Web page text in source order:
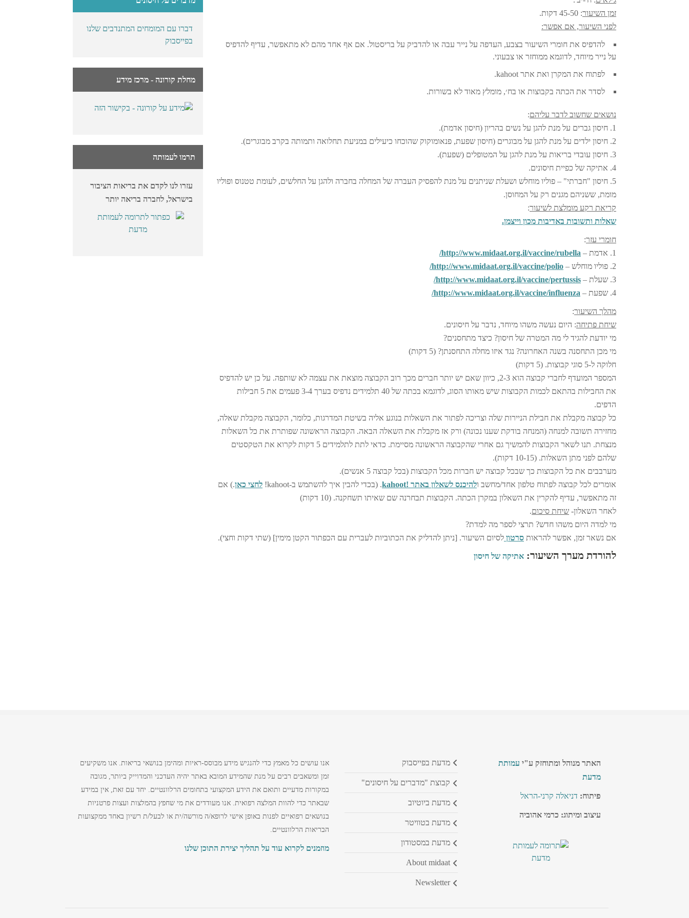
דברו עם המומחים המתנדבים שלנו
בפייסבוק
מחלת קורונה - מרכז מידע
תרמו לעמותה
עזרו לנו לקדם את בריאות הציבור
בישראל, לחברה בריאה יותר
זמן השיעור: 45-50 דקות.
לפני השיעור, אם אפשר:
להדפיס את חומרי השיעור בצבע, העדפה על נייר עבה או להדביק על בריסטול. אם אף אחד מהם לא מתאפשר, עדיף להדפיס
על נייר מיוחד, לדוגמא ממוחזר או צבעוני.
לפתוח את המקרן ואת אתר kahoot.
לסדר את הכתה בקבוצות או בח׳, מומלץ מאוד לא בשורות.
נושאים שחשוב לדבר עליהם:
1. חיסון גברים על מנת להגן על נשים בהריון (חיסון אדמת).
2. חיסון ילדים על מנת להגן על מבוגרים (חיסון שפעת, פנאומוקוק שהוכחו כיעילים במניעת תחלואה ותמותה בקרב מבוגרים).
3. חיסון עובדי בריאות על מנת להגן על המטופלים (שפעת).
4. אתיקה של כפיית חיסונים.
5. חיסון "חברתי" – פוליו מוחלש ושעלת שניתנים על מנת להפסיק העברה של המחלה בחברה ולהגן על החלשים, לעומת טטנוס ופוליו
מומת, ששניהם מגנים רק על המחוסן.
קריאת רקע מומלצת לשיעור:
שאלות ותשובות באדיבות מכון וייצמן.
חומרי עזר:
1. אדמת –
http://www.midaat.org.il/vaccine/rubella/
2. פוליו מוחלש –
http://www.midaat.org.il/vaccine/polio/
3. שעלת –
http://www.midaat.org.il/vaccine/pertussis/
4. שפעת –
http://www.midaat.org.il/vaccine/influenza/
מהלך השיעור:
שיחת פתיחה: היום נעשה משהו מיוחד, נדבר על חיסונים.
מי יודעת להגיד לי מה המטרה של חיסון? כיצד מתחסנים?
מי מכן התחסנה בשנה האחרונה? נגד איזו מחלה התחסנתן? (5 דקות)
חלוקה ל-5 סוגי קבוצות. (5 דקות)
המספר המועדף לחברי קבוצה הוא 2-3, כיוון שאם יש יותר חברים מכך רוב הקבוצה מוצאת את עצמה לא שותפה. על כן יש להדפיס
את החבילות בהתאם לכמות הקבוצות שיש מאותו הסוג, לדוגמא בכתה של 40 תלמידים נדפיס בערך 3-4 פעמים את 5 חבילות
הדפים.
כל קבוצה מקבלת את חבילת הניירות שלה וצריכה לפתור את השאלות בנוגע אליה בשיטת המדרגות, כלומר, הקבוצה מקבלת שאלה,
מחזירה תשובה למנחה (המנחה בודקת שענו נכונה) ורק אז מקבלת את השאלה הבאה. הקבוצה הראשונה שפותרת את כל השאלות
מנצחת. תנו לשאר הקבוצות להמשיך גם אחרי שהקבוצה הראשונה מסיימת. כדאי לתת לתלמידים 5 דקות לקרוא את הטקסטים
שלהם לפני מתן השאלות. (10-15 דקות).
מערבבים את כל הקבוצות כך שבכל קבוצה יש חברות מכל הקבוצות (בכל קבוצה 5 אנשים).
אומרים לכל קבוצה לפתוח טלפון אחד/מחשב ולהיכנס לשאלון באתר !kahoot . (בכדי להבין איך להשתמש ב-kahoot! לחצי כאן.) אם
זה מתאפשר, עדיף להקרין את השאלון במקרן הכתה. הקבוצות תבחרנה שם שאיתו תשחקנה. (10 דקות)
לאחר השאלון- שיחת סיכום.
מי למדה היום משהו חדש? תרצי לספר מה למדת?
אם נשאר זמן, אפשר להראות סרטון לסיום השיעור. [ניתן להדליק את הכתוביות לעברית עם הכפתור הקטן מימין] (שתי דקות וחצי).
להורדת מערך השיעור: אתיקה של חיסון
האתר מנוהל ומתוחזק ע"י עמותת
מדעת
פיתוח: דניאלה קרני-הראל
עיצוב ומיתוג: כרמי אהוביה
מדעת בפייסבוק
קבוצת "מדברים על חיסונים"
מדעת ביוטיוב
מדעת בטוויטר
מדעת במסטודון
about midaat
newsletter
אנו עושים כל מאמץ כדי להנגיש מידע מבוסס-ראיות ומהימן בנושאי בריאות. אנו משקיעים
זמן ומשאבים רבים על מנת שהמידע המובא באתר יהיה העדכני והמדוייק ביותר, מגובה
במקורות מדעיים ותואם את הידע המקצועי בתחומים הרלוונטיים. יחד עם זאת, אין במידע
שבאתר כדי להוות המלצה רפואית. אנו מעודדים את מי שחפץ בהמלצות ועצות פרטניות
בנושאים רפואיים לפנות באופן אישי לרופא/ה מורשה/ית או לבעל/ת רשיון באחד ממקצועות
הבריאות הרלוונטיים.
מוזמנים לקרוא עוד על תהליך יצירת התוכן שלנו